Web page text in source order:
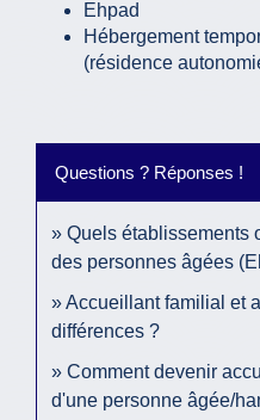
Ehpad
Hébergement
(résidence
Questions ? Réponses !
Quels établissements
des personnes âgées
Accueillant familial et
différences ?
Comment devenir
d'une personne âgée/